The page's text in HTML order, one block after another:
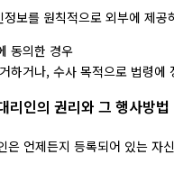
보를 원칙적으로 외부에 제
동의한 경우
하거나, 수사 목적으로 법령
리인의 권리와 그 행사방법
은 언제든지 등록되어 있는 자